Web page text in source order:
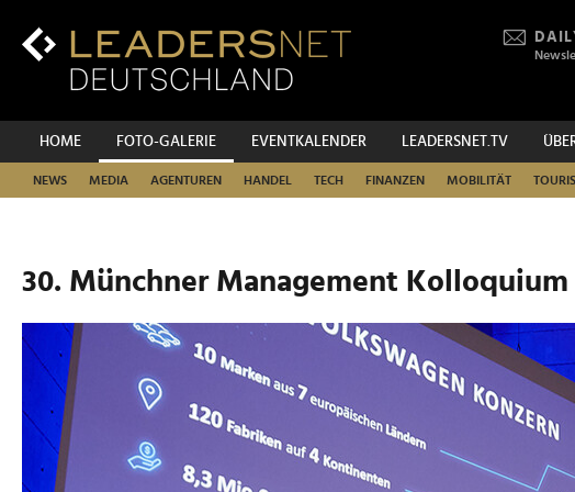
Inhalt
Hauptnavigation
HOME FOTO-GALERIE EVENTKALENDER LEADERSNET.TV
NEWS MEDIA AGENTUREN HANDEL TECH FINANZEN MOBILITÄT
30. Münchner Management Kolloquium